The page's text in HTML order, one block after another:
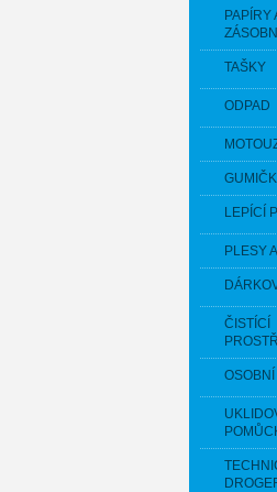
PAPÍRY
TAŠKY
ODPAD
LEPÍCÍ
PLESY
ČISTÍCÍ